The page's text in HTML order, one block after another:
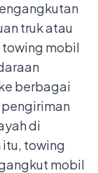
truk atau
towing mobil
berbagai
di
itu, towing
mobil